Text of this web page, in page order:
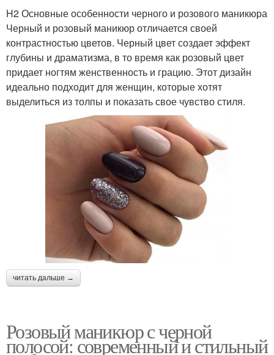
H2 Основные особенности черного и розового маникюра
Черный и розовый маникюр отличается своей
контрастностью цветов. Черный цвет создает эффект
глубины и драматизма, в то время как розовый цвет
придает ногтям женственность и грацию. Этот дизайн
идеально подходит для женщин, которые хотят
выделиться из толпы и показать свое чувство стиля.
читать дальше →
Розовый маникюр с черной
полосой: современный и стильный